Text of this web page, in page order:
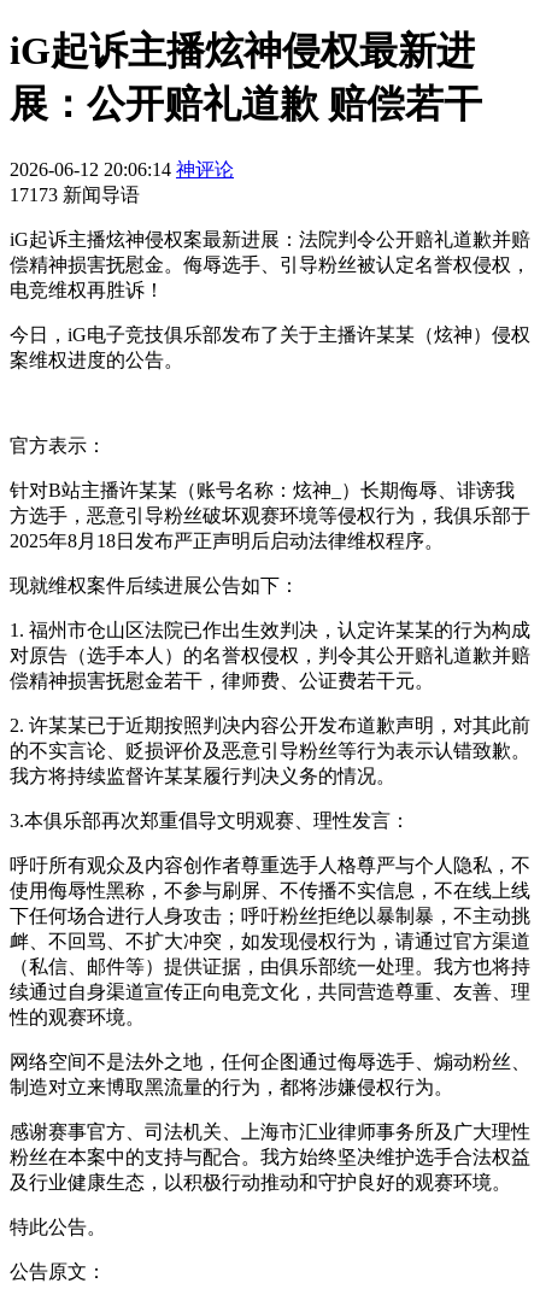
iG起诉主播炫神侵权最新进
展：公开赔礼道歉 赔偿若干
2026-06-12 20:06:14 神评论
17173 新闻导语
iG起诉主播炫神侵权案最新进展：法院判令公开赔礼道歉并赔
偿精神损害抚慰金。侮辱选手、引导粉丝被认定名誉权侵权，
电竞维权再胜诉！
今日，iG电子竞技俱乐部发布了关于主播许某某（炫神）侵权
案维权进度的公告。
官方表示：
针对B站主播许某某（账号名称：炫神_）长期侮辱、诽谤我
方选手，恶意引导粉丝破坏观赛环境等侵权行为，我俱乐部于
2025年8月18日发布严正声明后启动法律维权程序。
现就维权案件后续进展公告如下：
1. 福州市仓山区法院已作出生效判决，认定许某某的行为构成
对原告（选手本人）的名誉权侵权，判令其公开赔礼道歉并赔
偿精神损害抚慰金若干，律师费、公证费若干元。
2. 许某某已于近期按照判决内容公开发布道歉声明，对其此前
的不实言论、贬损评价及恶意引导粉丝等行为表示认错致歉。
我方将持续监督许某某履行判决义务的情况。
3.本俱乐部再次郑重倡导文明观赛、理性发言：
呼吁所有观众及内容创作者尊重选手人格尊严与个人隐私，不
使用侮辱性黑称，不参与刷屏、不传播不实信息，不在线上线
下任何场合进行人身攻击；呼吁粉丝拒绝以暴制暴，不主动挑
衅、不回骂、不扩大冲突，如发现侵权行为，请通过官方渠道
（私信、邮件等）提供证据，由俱乐部统一处理。我方也将持
续通过自身渠道宣传正向电竞文化，共同营造尊重、友善、理
性的观赛环境。
网络空间不是法外之地，任何企图通过侮辱选手、煽动粉丝、
制造对立来博取黑流量的行为，都将涉嫌侵权行为。
感谢赛事官方、司法机关、上海市汇业律师事务所及广大理性
粉丝在本案中的支持与配合。我方始终坚决维护选手合法权益
及行业健康生态，以积极行动推动和守护良好的观赛环境。
特此公告。
公告原文：